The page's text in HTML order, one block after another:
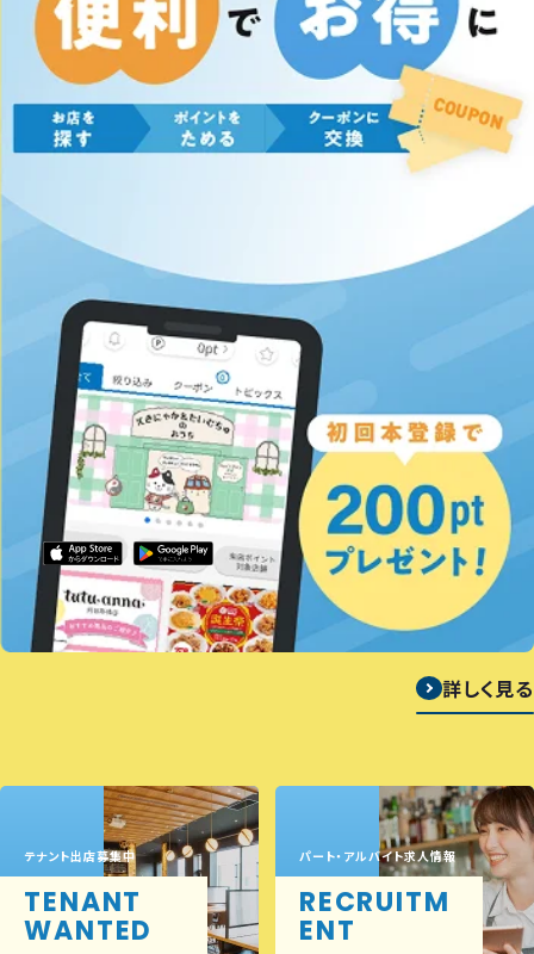
詳しく見る
テナント出店募集中
TENANT
WANTED
パート・アルバイト求人情報
RECRUITM
ENT